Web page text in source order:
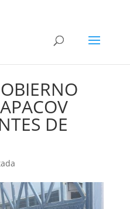
DE